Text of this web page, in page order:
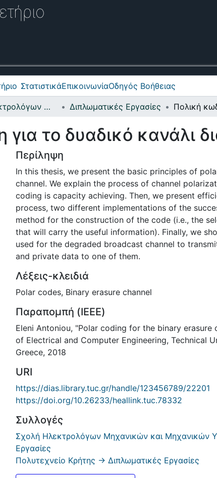
ΣτατιστικάΕπικοινωνίαΟδηγός Βοήθειας
Σχολή Ηλεκτρολόγων Μηχανικών και Μηχανικών Υπολογιστών Διπλωματικές Εργασίες
για το δυαδικό κανάλι
Περίληψη
In this thesis, we present the basic principles of
channel. We explain the process of channel
coding is capacity achieving. Then, we present
process, two different implementations of the
method for the construction of the code (i.e., the
that will carry the useful information). Finally, we
used for the degraded broadcast channel to
and private data to one of them.
Λέξεις-κλειδιά
Polar codes, Binary erasure channel
Παραπομπή (IEEE)
Eleni Antoniou, "Polar coding for the binary erasure
of Electrical and Computer Engineering, Technical
Greece, 2018
URI
https://dias.library.tuc.gr/handle/123456789/22201
https://doi.org/10.26233/heallink.tuc.78332
Συλλογές
Σχολή Ηλεκτρολόγων Μηχανικών και Μηχανικών
Εργασίες
Πολυτεχνείο Κρήτης -> Διπλωματικές Εργασίες